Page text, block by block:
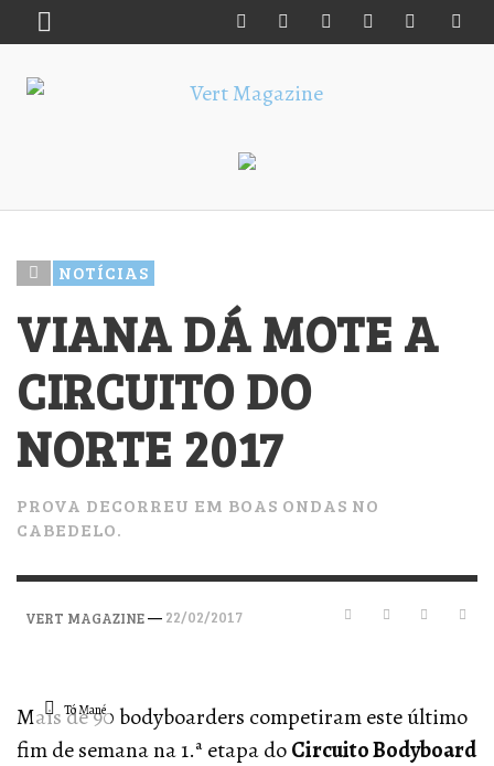
NOTÍCIAS
VIANA DÁ MOTE A
CIRCUITO DO
NORTE 2017
PROVA DECORREU EM BOAS ONDAS NO
CABEDELO.
VERT MAGAZINE— 22/02/2017
Tó Mané
Mais de 90 bodyboarders competiram este último
fim de semana na 1.ª etapa doCircuito Bodyboard